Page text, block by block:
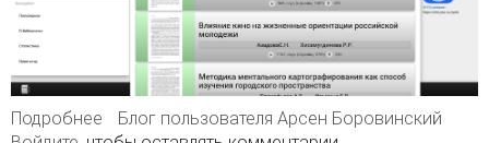
Подробнее о Использование ELiS для публикации и
Блог пользователя Арсен Боровинский